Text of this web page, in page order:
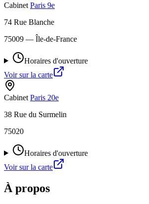
Cabinet Paris 9e
74 Rue Blanche
75009 — Île-de-France
Horaires d'ouverture
Voir sur la carte
Cabinet Paris 20e
38 Rue du Surmelin
75020
Horaires d'ouverture
Voir sur la carte
À propos